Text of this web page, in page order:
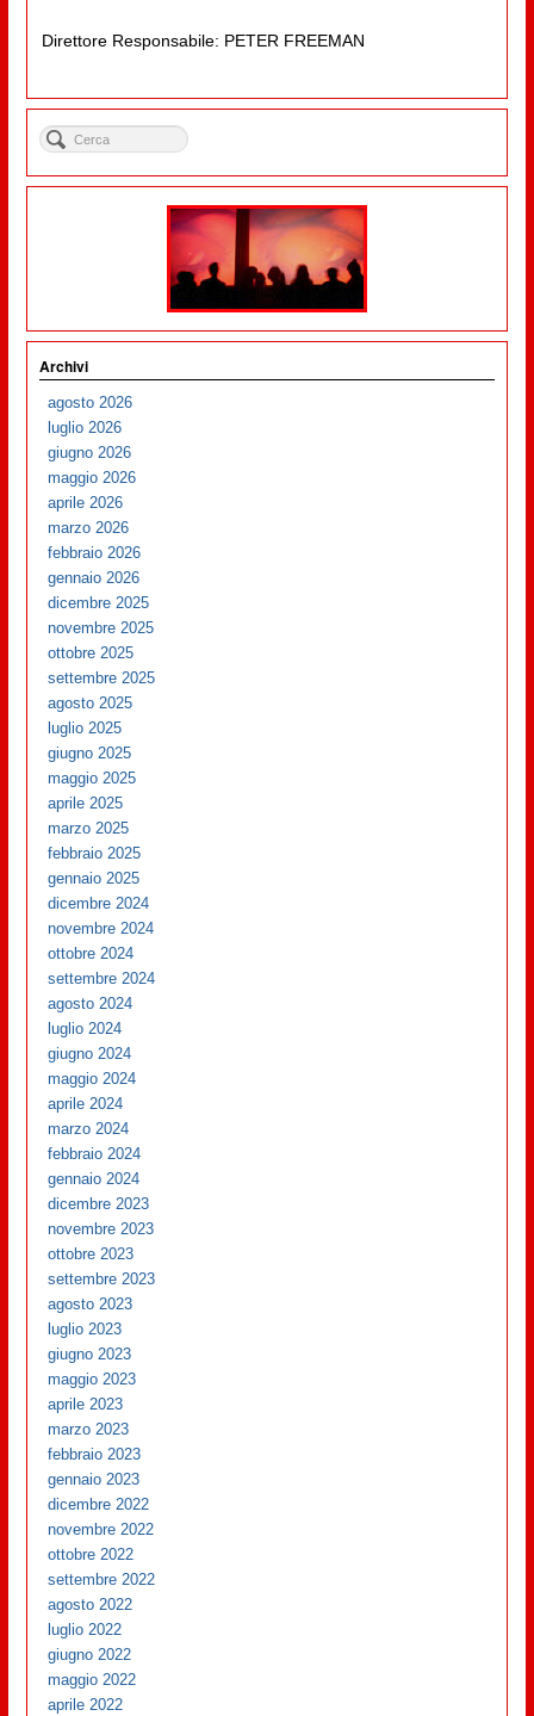
Direttore Responsabile: PETER FREEMAN
Archivi
agosto 2026
luglio 2026
giugno 2026
maggio 2026
aprile 2026
marzo 2026
febbraio 2026
gennaio 2026
dicembre 2025
novembre 2025
ottobre 2025
settembre 2025
agosto 2025
luglio 2025
giugno 2025
maggio 2025
aprile 2025
marzo 2025
febbraio 2025
gennaio 2025
dicembre 2024
novembre 2024
ottobre 2024
settembre 2024
agosto 2024
luglio 2024
giugno 2024
maggio 2024
aprile 2024
marzo 2024
febbraio 2024
gennaio 2024
dicembre 2023
novembre 2023
ottobre 2023
settembre 2023
agosto 2023
luglio 2023
giugno 2023
maggio 2023
aprile 2023
marzo 2023
febbraio 2023
gennaio 2023
dicembre 2022
novembre 2022
ottobre 2022
settembre 2022
agosto 2022
luglio 2022
giugno 2022
maggio 2022
aprile 2022